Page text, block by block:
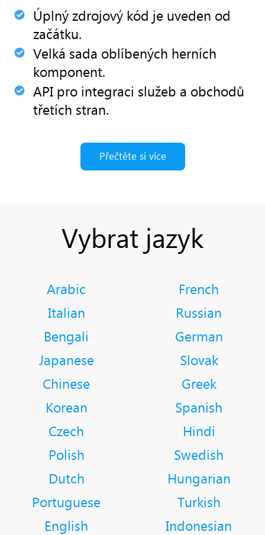
Úplný zdrojový kód je uveden od
začátku.
Velká sada oblíbených herních
komponent.
API pro integraci služeb a obchodů
třetích stran.
Přečtěte si více
Vybrat jazyk
Arabic
French
Italian
Russian
Bengali
German
Japanese
Slovak
Chinese
Greek
Korean
Spanish
Czech
Hindi
Polish
Swedish
Dutch
Hungarian
Portuguese
Turkish
English
Indonesian